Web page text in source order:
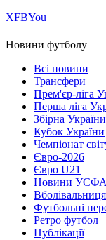
ХFBYou
Новини футболу
Всі новини
Трансфери
Прем'єр-ліга
Перша ліга
Збірна України
Кубок України
Чемпіонат
Євро-2026
Євро U21
Новини
Футбольні
Ретро футбол
Публікації